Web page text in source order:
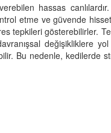
hassas
etme ve güvende
tepkileri gösterebilirler.
değişikliklere
Bu nedenle, kedilerde